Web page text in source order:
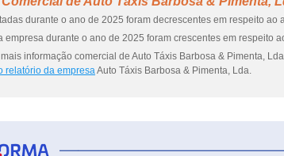
durante o ano de 2025 foram decrescentes em respeito ao
empresa durante o ano de 2025 foram crescentes em respeito
informação comercial de Auto Táxis Barbosa & Pimenta,
relatório da empresaAuto Táxis Barbosa & Pimenta, Lda.